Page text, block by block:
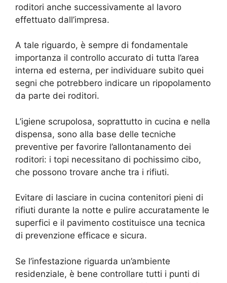
roditori anche successivamente al lavoro
effettuato dall’impresa.
A tale riguardo, è sempre di fondamentale
importanza il controllo accurato di tutta l’area
interna ed esterna, per individuare subito quei
segni che potrebbero indicare un ripopolamento
da parte dei roditori.
L’igiene scrupolosa, soprattutto in cucina e nella
dispensa, sono alla base delle tecniche
preventive per favorire l’allontanamento dei
roditori: i topi necessitano di pochissimo cibo,
che possono trovare anche tra i rifiuti.
Evitare di lasciare in cucina contenitori pieni di
rifiuti durante la notte e pulire accuratamente le
superfici e il pavimento costituisce una tecnica
di prevenzione efficace e sicura.
Se l’infestazione riguarda un’ambiente
residenziale, è bene controllare tutti i punti di